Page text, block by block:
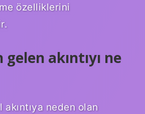
özelliklerini
akıntıyı ne
neden olan